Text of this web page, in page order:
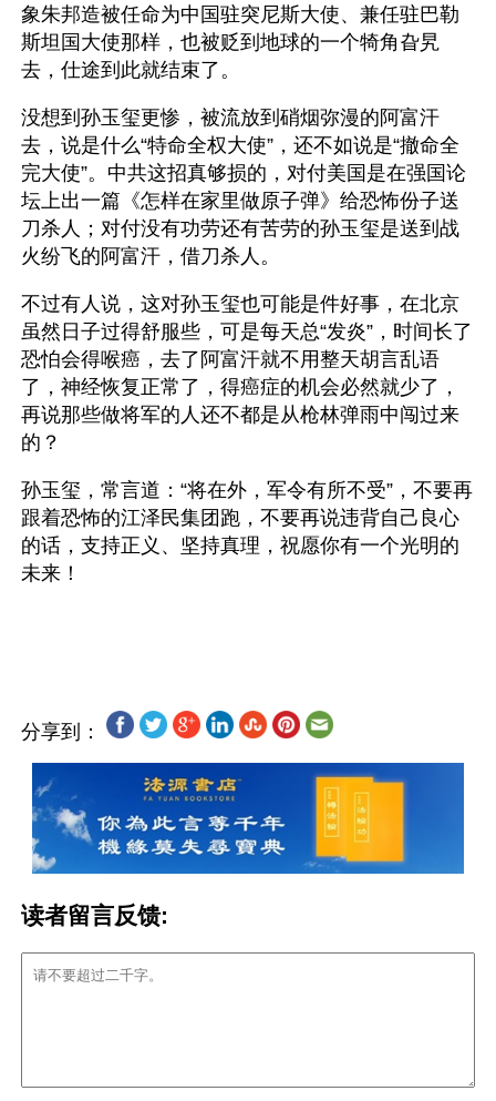
象朱邦造被任命为中国驻突尼斯大使、兼任驻巴勒
斯坦国大使那样，也被贬到地球的一个犄角旮旯
去，仕途到此就结束了。
没想到孙玉玺更惨，被流放到硝烟弥漫的阿富汗
去，说是什么“特命全权大使”，还不如说是“撤命全
完大使”。中共这招真够损的，对付美国是在强国论
坛上出一篇《怎样在家里做原子弹》给恐怖份子送
刀杀人；对付没有功劳还有苦劳的孙玉玺是送到战
火纷飞的阿富汗，借刀杀人。
不过有人说，这对孙玉玺也可能是件好事，在北京
虽然日子过得舒服些，可是每天总“发炎”，时间长了
恐怕会得喉癌，去了阿富汗就不用整天胡言乱语
了，神经恢复正常了，得癌症的机会必然就少了，
再说那些做将军的人还不都是从枪林弹雨中闯过来
的？
孙玉玺，常言道：“将在外，军令有所不受”，不要再
跟着恐怖的江泽民集团跑，不要再说违背自己良心
的话，支持正义、坚持真理，祝愿你有一个光明的
未来！
分享到：
读者留言反馈: